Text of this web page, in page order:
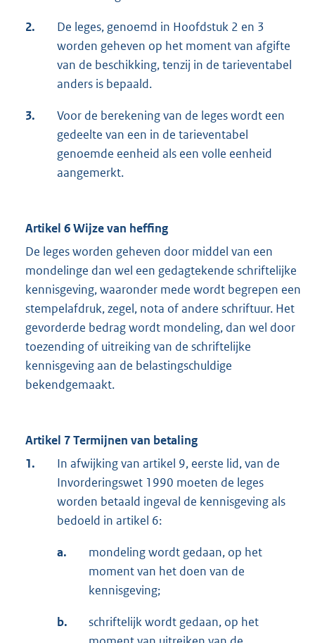
2.
De leges, genoemd in Hoofdstuk 2 en 3
worden geheven op het moment van afgifte
van de beschikking, tenzij in de tarieventabel
anders is bepaald.
3.
Voor de berekening van de leges wordt een
gedeelte van een in de tarieventabel
genoemde eenheid als een volle eenheid
aangemerkt.
Artikel 6 Wijze van heffing
De leges worden geheven door middel van een
mondelinge dan wel een gedagtekende schriftelijke
kennisgeving, waaronder mede wordt begrepen een
stempelafdruk, zegel, nota of andere schriftuur. Het
gevorderde bedrag wordt mondeling, dan wel door
toezending of uitreiking van de schriftelijke
kennisgeving aan de belastingschuldige
bekendgemaakt.
Artikel 7 Termijnen van betaling
1.
In afwijking van artikel 9, eerste lid, van de
Invorderingswet 1990 moeten de leges
worden betaald ingeval de kennisgeving als
bedoeld in artikel 6:
a.
mondeling wordt gedaan, op het
moment van het doen van de
kennisgeving;
b.
schriftelijk wordt gedaan, op het